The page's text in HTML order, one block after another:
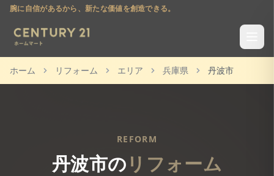
腕に自信があるから、新たな価値を創造できる。
ホーム リフォーム エリア 兵庫県 丹波市
REFORM
丹波市の リフォーム